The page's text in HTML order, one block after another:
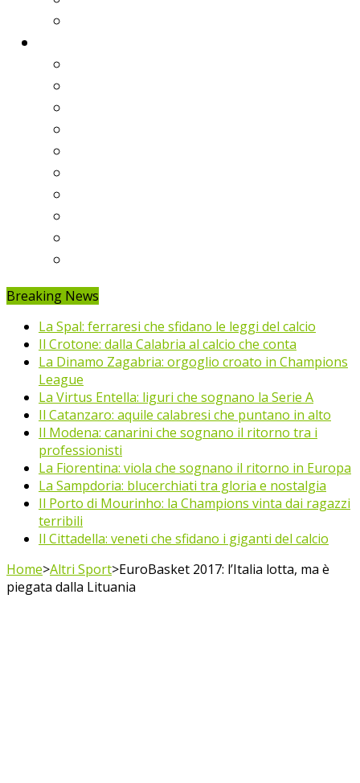
Breaking News
La Spal: ferraresi che sfidano le leggi del calcio
Il Crotone: dalla Calabria al calcio che conta
La Dinamo Zagabria: orgoglio croato in Champions
League
La Virtus Entella: liguri che sognano la Serie A
Il Catanzaro: aquile calabresi che puntano in alto
Il Modena: canarini che sognano il ritorno tra i
professionisti
La Fiorentina: viola che sognano il ritorno in Europa
La Sampdoria: blucerchiati tra gloria e nostalgia
Il Porto di Mourinho: la Champions vinta dai ragazzi
terribili
Il Cittadella: veneti che sfidano i giganti del calcio
Home>Altri Sport>EuroBasket 2017: l’Italia lotta, ma è
piegata dalla Lituania